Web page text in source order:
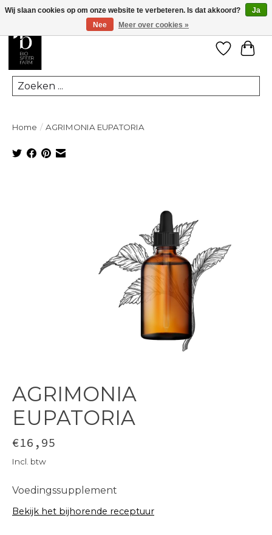
Zoeken
Home / AGRIMONIA EUPATORIA
AGRIMONIA
EUPATORIA
€16,95
Incl. btw
Voedingssupplement
Bekijk het bijhorende receptuur
Wij slaan cookies op om onze website te verbeteren. Is dat akkoord?
Ja
Nee
Meer over cookies »